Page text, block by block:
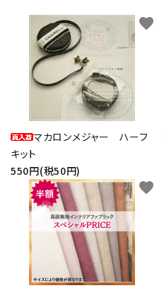
マカロンメジャー ハーフ
キット
550円(税50円)
favorite
favorite